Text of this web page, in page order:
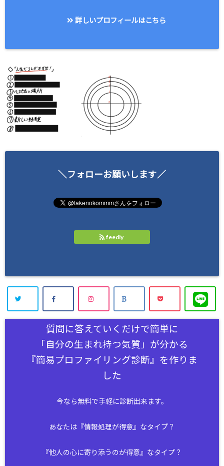
詳しいプロフィールはこちら
＼フォローお願いします／
feedly
質問に答えていくだけで簡単に
「自分の生まれ持つ気質」が分かる
『簡易プロファイリング診断』を作りま
した
今なら無料で手軽に診断出来ます。
あなたは『情報処理が得意』なタイプ？
『他人の心に寄り添うのが得意』なタイプ？